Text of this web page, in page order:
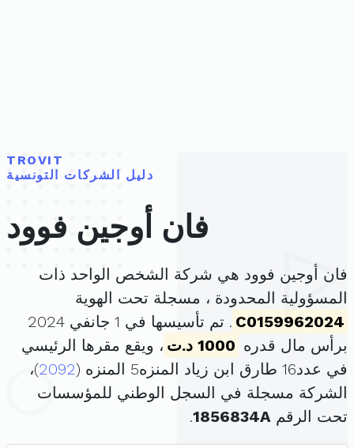
TROVIT
دليل الشركات التونسية
فان أوجين فوود
فان أوجين فوود هي شركة الشخص الواحد ذات
المسؤولية المحدودة ، مسجلة تحت الهوية
C0159962024
. تم تأسيسها في 1 جانفي 2024
برأس مال قدره 1000 د.ت
، ويقع مقرها الرئيسي
في عدد16 طارق ابن زياد المنزه5 المنزه (
2092)،
الشركة مسجلة في السجل الوطني للمؤسسات
تحت الرقم 1856834A
.